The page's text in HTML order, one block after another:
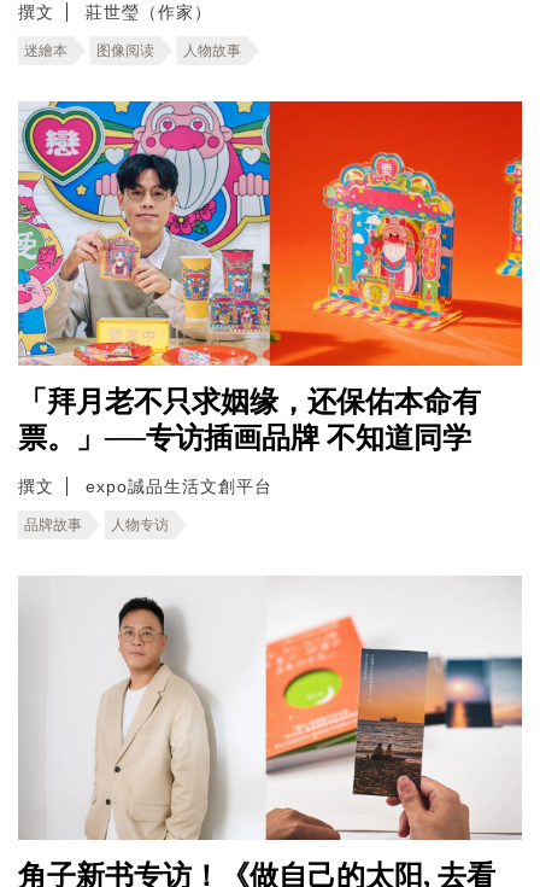
撰文 莊世瑩（作家）
迷繪本 图像阅读 人物故事
「拜月老不只求姻缘，还保佑本命有
票。」──专访插画品牌 不知道同学
撰文 expo誠品生活文創平台
品牌故事 人物专访
角子新书专访！《做自己的太阳, 去看